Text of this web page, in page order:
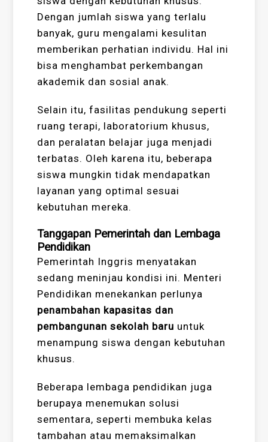
Dengan jumlah siswa yang terlalu
banyak, guru mengalami kesulitan
memberikan perhatian individu. Hal ini
bisa menghambat perkembangan
akademik dan sosial anak.
Selain itu, fasilitas pendukung seperti
ruang terapi, laboratorium khusus,
dan peralatan belajar juga menjadi
terbatas. Oleh karena itu, beberapa
siswa mungkin tidak mendapatkan
layanan yang optimal sesuai
kebutuhan mereka.
Tanggapan Pemerintah dan Lembaga
Pendidikan
Pemerintah Inggris menyatakan
sedang meninjau kondisi ini. Menteri
Pendidikan menekankan perlunya
penambahan kapasitas dan
pembangunan sekolah baru untuk
menampung siswa dengan kebutuhan
khusus.
Beberapa lembaga pendidikan juga
berupaya menemukan solusi
sementara, seperti membuka kelas
tambahan atau memaksimalkan